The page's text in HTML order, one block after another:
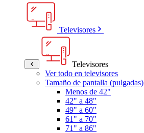
Televisores
Televisores
Ver todo en televisores
Tamaño de pantalla (pulgadas)
Menos de 42"
42" a 48"
49" a 60"
61" a 70"
71" a 86"